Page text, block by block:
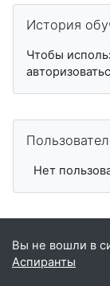
История
Чтобы
Нет
Вы не вошли в
Аспиранты